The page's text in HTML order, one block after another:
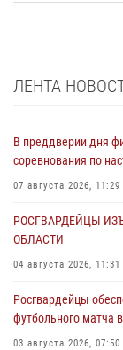
ЛЕНТА
В преддверии дня
соревнования по
07 августа 2026, 11:29
РОСГВАРДЕЙЦЫ
ОБЛАСТИ
04 августа 2026, 11:31
Росгвардейцы
футбольного матча
03 августа 2026, 07:50